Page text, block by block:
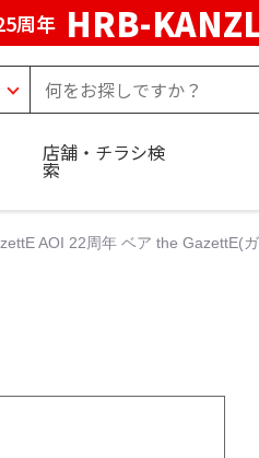
周年 HRB-
店舗・チラシ検
索
AOI 22周年 ベア the GazettE(